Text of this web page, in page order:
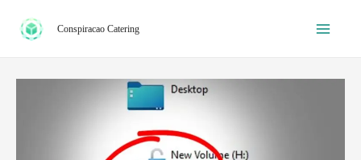
para
conteúdo
Conspiracao Catering